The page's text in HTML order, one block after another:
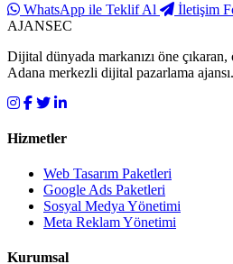
WhatsApp ile Teklif Al
İletişim
AJANSEC
Dijital dünyada markanızı öne
Adana merkezli dijital pazarlama ajansı.
Hizmetler
Web Tasarım Paketleri
Google Ads Paketleri
Sosyal Medya Yönetimi
Meta Reklam Yönetimi
Kurumsal